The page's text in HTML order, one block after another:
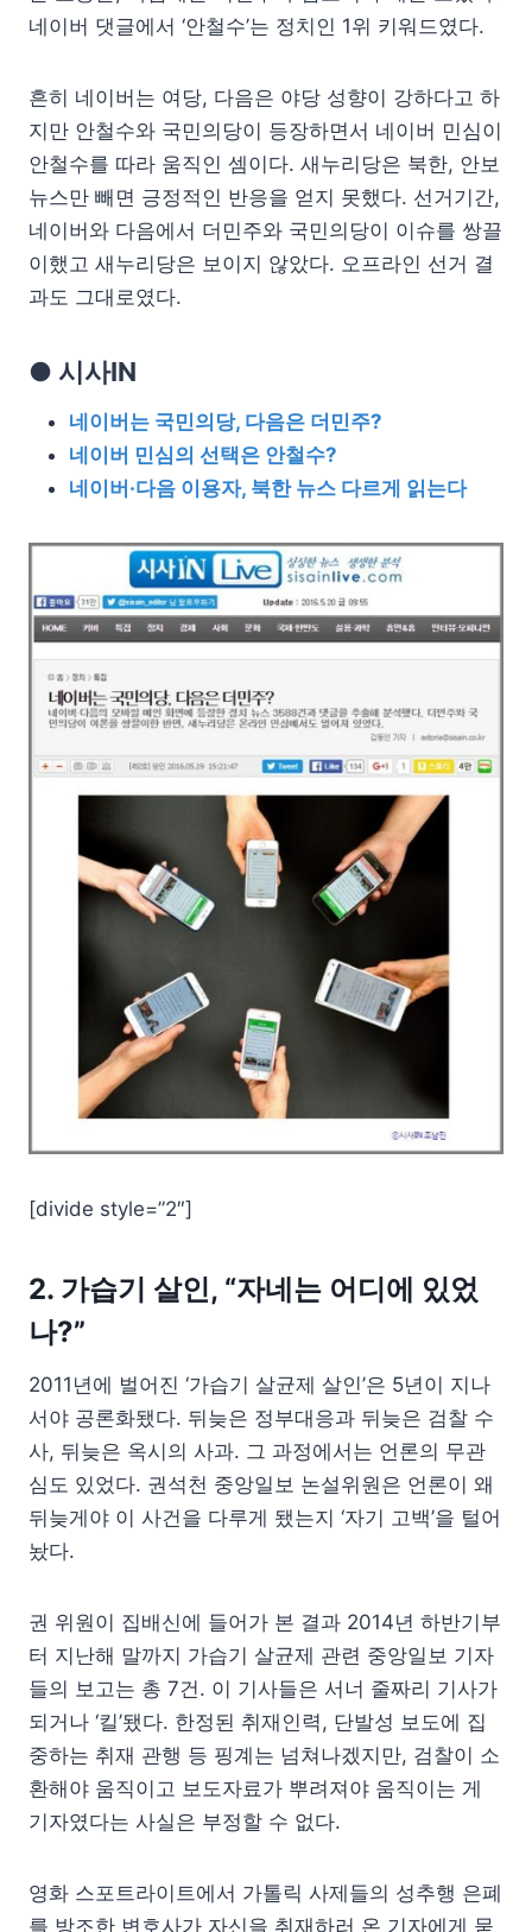
네이버 댓글에서 ‘안철수’는 정치인 1위 키워드였다.
흔히 네이버는 여당, 다음은 야당 성향이 강하다고 하
지만 안철수와 국민의당이 등장하면서 네이버 민심이
안철수를 따라 움직인 셈이다. 새누리당은 북한, 안보
뉴스만 빼면 긍정적인 반응을 얻지 못했다. 선거기간,
네이버와 다음에서 더민주와 국민의당이 이슈를 쌍끌
이했고 새누리당은 보이지 않았다. 오프라인 선거 결
과도 그대로였다.
● 시사IN
네이버는 국민의당, 다음은 더민주?
네이버 민심의 선택은 안철수?
네이버·다음 이용자, 북한 뉴스 다르게 읽는다
[divide style=”2″]
2. 가습기 살인, “자네는 어디에 있었
나?”
2011년에 벌어진 ‘가습기 살균제 살인’은 5년이 지나
서야 공론화됐다. 뒤늦은 정부대응과 뒤늦은 검찰 수
사, 뒤늦은 옥시의 사과. 그 과정에서는 언론의 무관
심도 있었다. 권석천 중앙일보 논설위원은 언론이 왜
뒤늦게야 이 사건을 다루게 됐는지 ‘자기 고백’을 털어
놨다.
권 위원이 집배신에 들어가 본 결과 2014년 하반기부
터 지난해 말까지 가습기 살균제 관련 중앙일보 기자
들의 보고는 총 7건. 이 기사들은 서너 줄짜리 기사가
되거나 ‘킬’됐다. 한정된 취재인력, 단발성 보도에 집
중하는 취재 관행 등 핑계는 넘쳐나겠지만, 검찰이 소
환해야 움직이고 보도자료가 뿌려져야 움직이는 게
기자였다는 사실은 부정할 수 없다.
영화 스포트라이트에서 가톨릭 사제들의 성추행 은폐
를 방조한 변호사가 자신을 취재하러 온 기자에게 묻